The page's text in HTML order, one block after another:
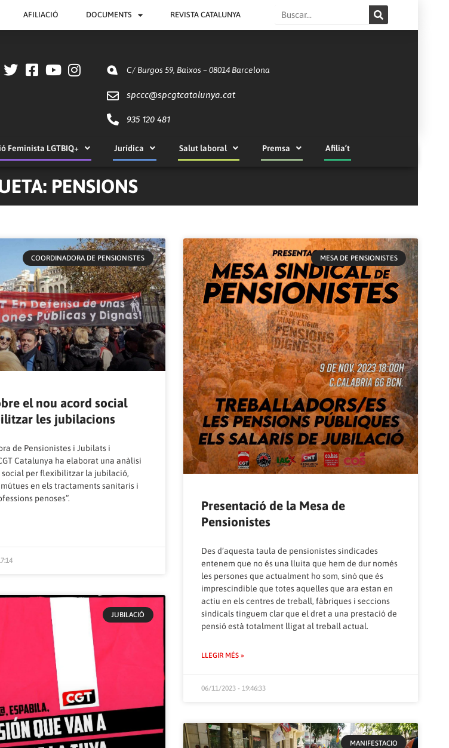
AFILIACIÓ DOCUMENTS REVISTA CATALUNYA Search
C/ Burgos 59, Baixos – 08014 Barcelona
spccc@spcgtcatalunya.cat
935 120 481
Feminista LGTBIQ+ Jurídica Salut laboral Premsa Afilia’t
PENSIONS
COORDINADORA DE PENSIONISTES
el nou acord social
les jubilacions
de Pensionistes i Jubilats i
Catalunya ha elaborat una anàlisi
social per flexibilitzar la jubilació,
en els tractaments sanitaris i
penoses”.
MESA DE PENSIONISTES
Presentació de la Mesa de
Pensionistes
Des d’aquesta taula de pensionistes sindicades
entenem que no és una lluita que hem de dur només
les persones que actualment ho som, sinó que és
imprescindible que totes aquelles que ara estan en
actiu en els centres de treball, fàbriques i seccions
sindicals tinguem clar que el dret a una prestació de
pensió està totalment lligat al treball actual.
LLEGIR MÉS »
06/11/2023 - 19:46:33
JUBILACIÓ
MANIFESTACIO